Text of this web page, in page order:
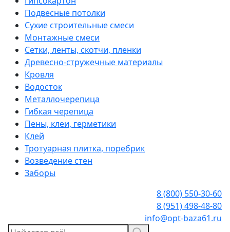
Подвесные потолки
Сухие строительные смеси
Монтажные смеси
Сетки, ленты, скотчи, пленки
Древесно-стружечные материалы
Кровля
Водосток
Металлочерепица
Гибкая черепица
Пены, клеи, герметики
Клей
Тротуарная плитка, поребрик
Возведение стен
Заборы
8 (800) 550-30-60
8 (951) 498-48-80
info@opt-baza61.ru